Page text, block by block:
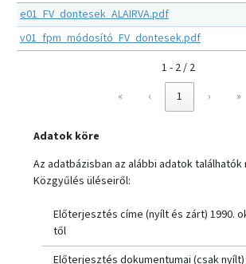
e01_FV_dontesek_ALAIRVA.pdf
v01_fpm_módosító_FV_dontesek.pdf
1 - 2 / 2
«
‹ 1 › »
Adatok köre
Az adatbázisban az alábbi adatok találhatók
Közgyűlés üléseiről:
Előterjesztés címe (nyílt és zárt) 1990.
től
Előterjesztés dokumentumai (csak nyílt)